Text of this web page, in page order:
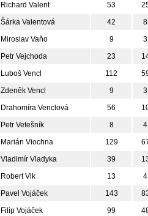
Richard Valent
53
Šárka Valentová
42
8
Miroslav Vaňo
9
3
Petr Vejchoda
23
Luboš Vencl
112
Zdeněk Vencl
9
3
Drahomíra Venclová
56
Petr Vetešník
8
4
Marián Viochna
129
Vladimír Vladyka
39
Robert Vlk
13
4
Pavel Vojáček
143
Filip Vojáček
99